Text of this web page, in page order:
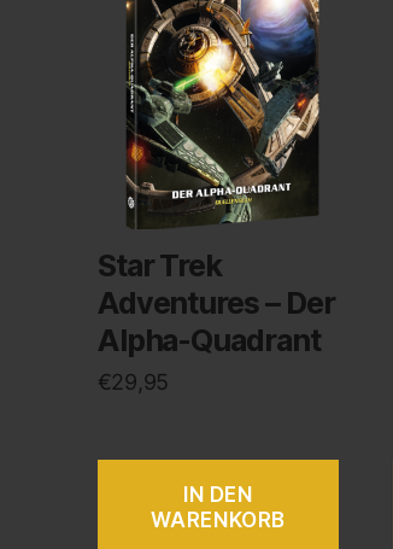
Star Trek
Adventures – Der
Alpha-Quadrant
€29,95
IN DEN
WARENKORB